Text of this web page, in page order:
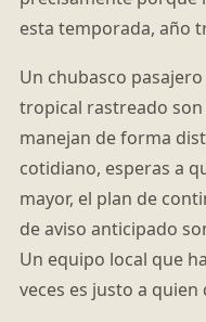
esta temporada, año
Un chubasco
tropical rastreado son
manejan de forma
cotidiano, esperas a
mayor, el plan de
de aviso anticipado
Un equipo local que
veces es justo a